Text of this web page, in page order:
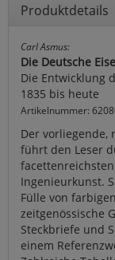
Produktdetails
Carl Asmus:
Die Deutsche
Die Entwicklung
1835 bis heute
Artikelnummer:
Der vorliegende,
führt den Leser
Ingenieurkunst.
Fülle von
zeitgenössische
Steckbriefe und
einem